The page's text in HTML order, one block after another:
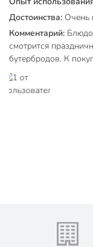
Коллекция
Материал
Цвет
Назначение
Достоинства: Очень
Комментарий:
смотрится
бутербродов. К